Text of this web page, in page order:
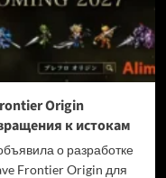
Origin
к истокам
о разработке
Frontier Origin для